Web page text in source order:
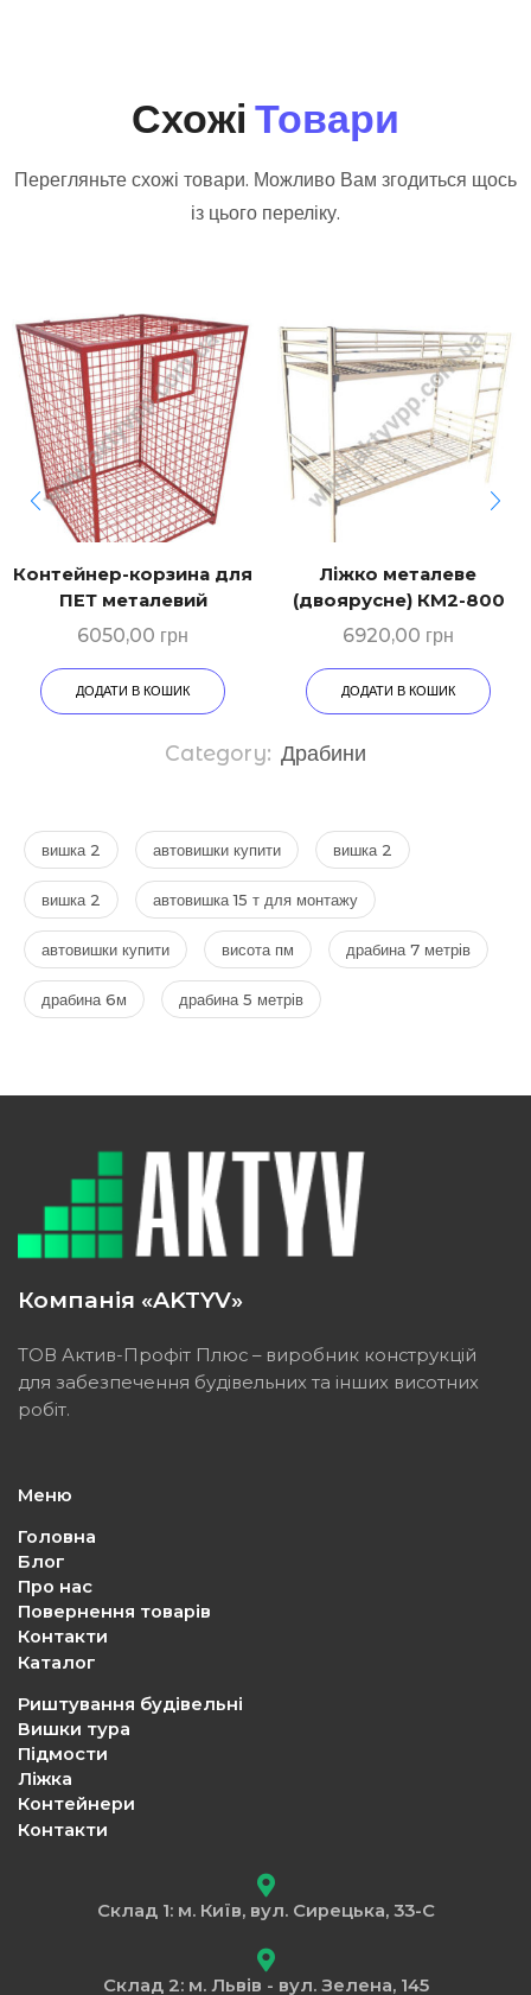
СхожіТовари
Перегляньте схожі товари. Можливо Вам згодиться щось
із цього переліку.
Контейнер-корзина для
ПЕТ металевий
6050,00 грн
ДОДАТИ В КОШИК
Ліжко металеве
(двоярусне) КМ2-800
6920,00 грн
ДОДАТИ В КОШИК
Category: Драбини
вишка 2 автовишки купити вишка 2
вишка 2 автовишка 15 т для монтажу
автовишки купити висота пм драбина 7 метрів
драбина 6м драбина 5 метрів
Компанія «AKTYV»
ТОВ Актив-Профіт Плюс – виробник конструкцій
для забезпечення будівельних та інших висотних
робіт.
Меню
Головна
Блог
Про нас
Повернення товарів
Контакти
Каталог
Риштування будівельні
Вишки тура
Підмости
Ліжка
Контейнери
Контакти
Склад 1: м. Київ, вул. Сирецька, 33-С
Склад 2: м. Львів - вул. Зелена, 145